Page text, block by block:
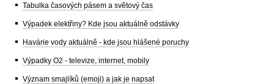
Tabulka časových pásem a světový čas
Výpadek elektřiny? Kde jsou aktuálně odstávky
Havárie vody aktuálně - kde jsou hlášené poruchy
Výpadky O2 - televize, internet, mobily
Význam smajlíků (emoji) a jak je napsat